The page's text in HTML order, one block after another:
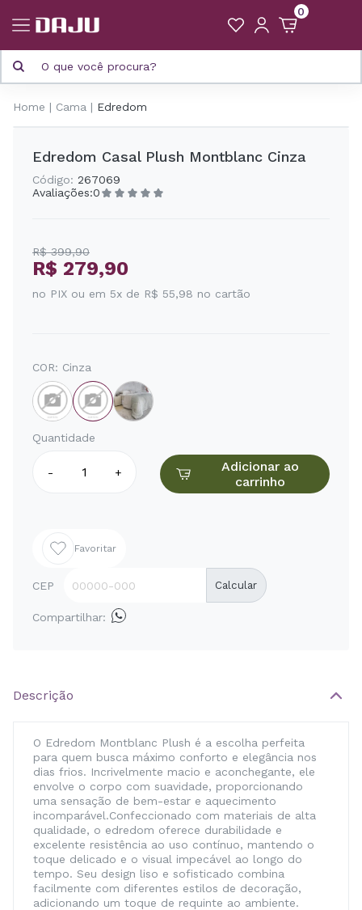
0
Home Cama Edredom
Edredom Casal Plush Montblanc Cinza
Código: 267069
Avaliações:0
R$ 399,90
R$ 279,90
no PIX ou em 5x de R$ 55,98 no cartão
COR: Cinza
Quantidade
- +
Adicionar ao
carrinho
Favoritar
CEP Calcular
Compartilhar:
Descrição
O Edredom Montblanc Plush é a escolha perfeita
para quem busca máximo conforto e elegância nos
dias frios. Incrivelmente macio e aconchegante, ele
envolve o corpo com suavidade, proporcionando
uma sensação de bem-estar e aquecimento
incomparável.Confeccionado com materiais de alta
qualidade, o edredom oferece durabilidade e
excelente resistência ao uso contínuo, mantendo o
toque delicado e o visual impecável ao longo do
tempo. Seu design liso e sofisticado combina
facilmente com diferentes estilos de decoração,
adicionando um toque de requinte ao ambiente.